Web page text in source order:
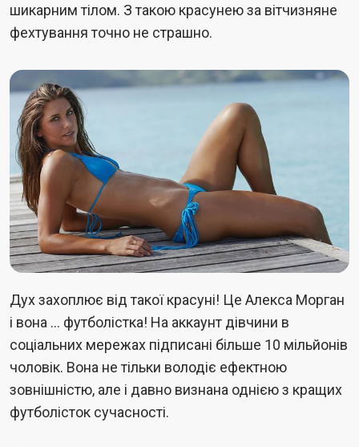
шикарним тілом. З такою красунею за вітчизняне
фехтування точно не страшно.
Дух захоплює від такої красуні! Це Алекса Морган
і вона ... футболістка! На аккаунт дівчини в
соціальних мережах підписані більше 10 мільйонів
чоловік. Вона не тільки володіє ефектною
зовнішністю, але і давно визнана однією з кращих
футболісток сучасності.